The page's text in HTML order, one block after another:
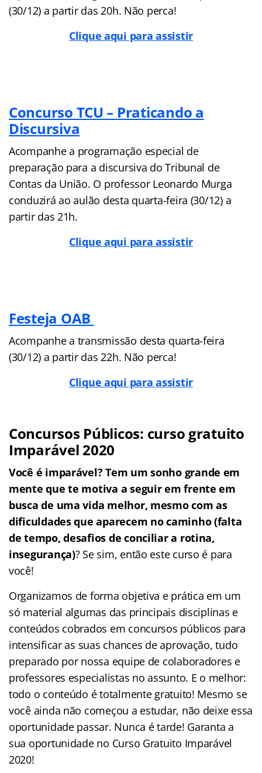
(30/12) a partir das 20h. Não perca!
Clique aqui para assistir
Concurso TCU – Praticando a
Discursiva
Acompanhe a programação especial de
preparação para a discursiva do Tribunal de
Contas da União. O professor Leonardo Murga
conduzirá ao aulão desta quarta-feira (30/12) a
partir das 21h.
Clique aqui para assistir
Festeja OAB
Acompanhe a transmissão desta quarta-feira
(30/12) a partir das 22h. Não perca!
Clique aqui para assistir
Concursos Públicos: curso gratuito
Imparável 2020
Você é imparável? Tem um sonho grande em
mente que te motiva a seguir em frente em
busca de uma vida melhor, mesmo com as
dificuldades que aparecem no caminho (falta
de tempo, desafios de conciliar a rotina,
insegurança)? Se sim, então este curso é para
você!
Organizamos de forma objetiva e prática em um
só material algumas das principais disciplinas e
conteúdos cobrados em concursos públicos para
intensificar as suas chances de aprovação, tudo
preparado por nossa equipe de colaboradores e
professores especialistas no assunto. E o melhor:
todo o conteúdo é totalmente gratuito! Mesmo se
você ainda não começou a estudar, não deixe essa
oportunidade passar. Nunca é tarde! Garanta a
sua oportunidade no Curso Gratuito Imparável
2020!